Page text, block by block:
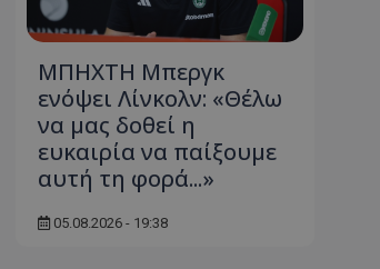
ΜΠΗΧΤΗ Μπεργκ
ενόψει Λίνκολν: «Θέλω
να μας δοθεί η
ευκαιρία να παίξουμε
αυτή τη φορά...»
05.08.2026 - 19:38